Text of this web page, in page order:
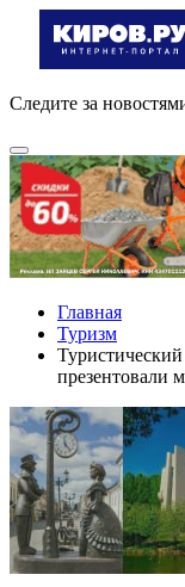
Следите за
Главная
Туризм
презентовали